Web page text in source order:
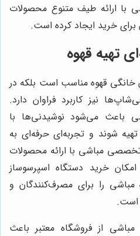
با ارائه طیف متنوع محصولات
خرید ایجاد کرده است.
تهیه قهوه
خانگی قهوه مناسب است بلکه در
نیز کاربرد فراوان دارد.
باعث می‌شود نوشیدنی‌ها با
شوند و تجربه‌ای حرفه‌ای به
تخصصی مباشی با ارائه محصولات
خرید دستگاه اسپرسوساز
را برای مصرف‌کنندگان و
است.
از فروشگاه معتبر باعث